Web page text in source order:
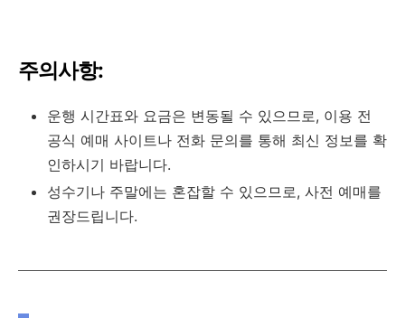
주의사항:
운행 시간표와 요금은 변동될 수 있으므로, 이용 전
공식 예매 사이트나 전화 문의를 통해 최신 정보를 확
인하시기 바랍니다.
성수기나 주말에는 혼잡할 수 있으므로, 사전 예매를
권장드립니다.